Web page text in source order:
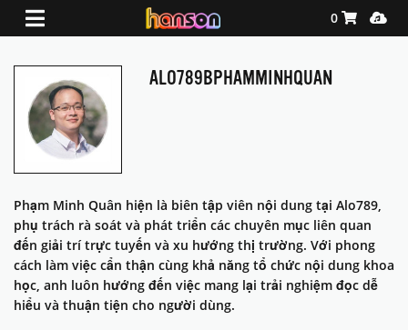
Shopping
0
ALO789BPHAMMINHQUAN
Phạm Minh Quân hiện là biên tập viên nội dung tại Alo789,
phụ trách rà soát và phát triển các chuyên mục liên quan
đến giải trí trực tuyến và xu hướng thị trường. Với phong
cách làm việc cẩn thận cùng khả năng tổ chức nội dung khoa
học, anh luôn hướng đến việc mang lại trải nghiệm đọc dễ
hiểu và thuận tiện cho người dùng.